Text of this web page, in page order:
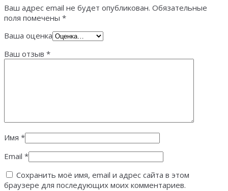
Ваш адрес email не будет опубликован. Обязательные
поля помечены *
Ваша оценка
Ваш отзыв *
Имя *
Email *
Сохранить моё имя, email и адрес сайта в этом
браузере для последующих моих комментариев.